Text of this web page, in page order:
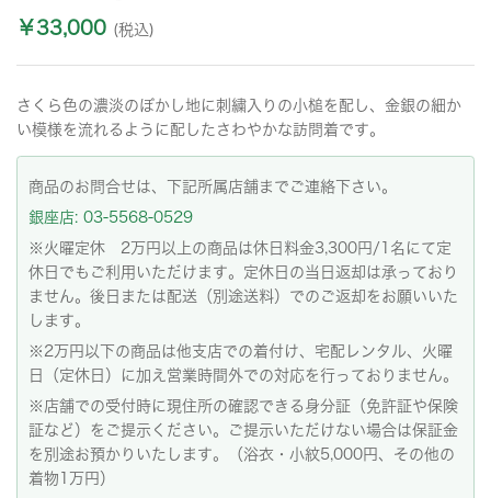
￥33,000 (税込)
さくら色の濃淡のぼかし地に刺繍入りの小槌を配し、金銀の細か
い模様を流れるように配したさわやかな訪問着です。
商品のお問合せは、下記所属店舗までご連絡下さい。
銀座店: 03-5568-0529
※火曜定休 2万円以上の商品は休日料金3,300円/1名にて定
休日でもご利用いただけます。定休日の当日返却は承っており
ません。後日または配送（別途送料）でのご返却をお願いいた
します。
※2万円以下の商品は他支店での着付け、宅配レンタル、火曜
日（定休日）に加え営業時間外での対応を行っておりません。
※店舗での受付時に現住所の確認できる身分証（免許証や保険
証など）をご提示ください。ご提示いただけない場合は保証金
を別途お預かりいたします。（浴衣・小紋5,000円、その他の
着物1万円）